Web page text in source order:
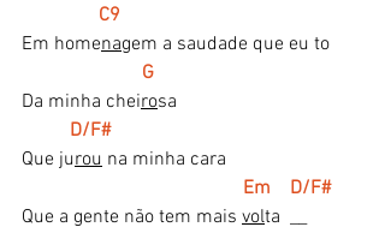
  C9
Em homenagem a saudade que eu to
G
Da minha cheirosa
   D/F#
Que jurou na minha cara
Em    D/F#
Que a gente não tem mais volta  __